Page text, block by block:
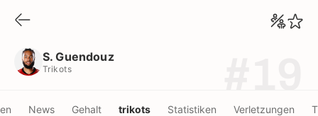
S. Guendouz
Trikots
News Gehalt trikots Statistiken Verletzungen